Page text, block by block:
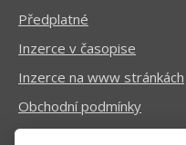
Předplatné
Inzerce v časopise
Inzerce na www stránkách
Obchodní podmínky
Ochrana osobních údajů